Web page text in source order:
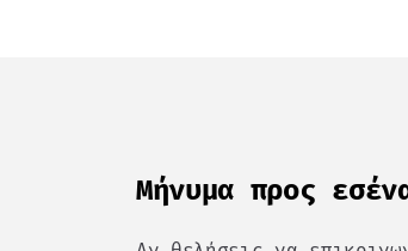
Mήνυμα προς